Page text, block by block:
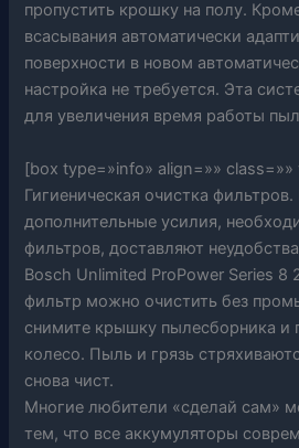
пропустить крошку на полу.
всасывания автоматически
поверхности в новом
настройка не требуется. Эта
для увеличения время работы
[box type=»info» align=»»
Гигиеническая очистка
дополнительные усилия,
фильтров, доставляют
Bosch Unlimited ProPower Series 8
фильтр можно очистить без
снимите крышку пылесборника и
колесо. Пыль и грязь
снова чист.
Многие любители «сделай сам»
тем, что все аккумуляторы